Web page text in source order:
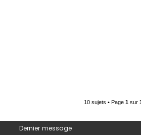
10 sujets • Page 1 sur
Dernier message